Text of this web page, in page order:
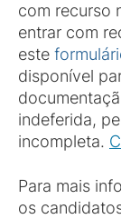
com recurso
entrar com
este
disponível
indeferida,
incompleta.
Para mais
os